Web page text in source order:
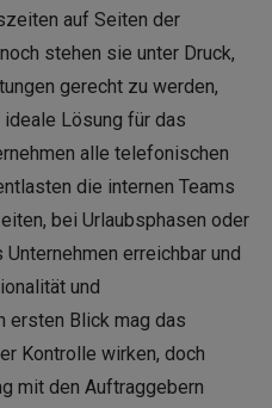
auf Seiten der
stehen sie unter Druck,
gerecht zu werden,
Lösung für das
alle telefonischen
die internen Teams
bei Urlaubsphasen oder
erreichbar und
und
ersten Blick mag das
Kontrolle wirken, doch
mit den Auftraggebern